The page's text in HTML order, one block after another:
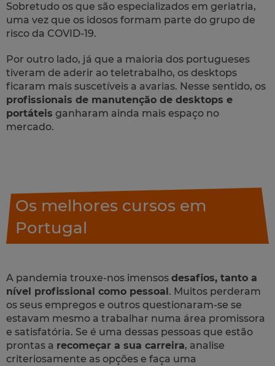
Sobretudo os que são especializados em geriatria,
uma vez que os idosos formam parte do grupo de
risco da COVID-19.
Por outro lado, já que a maioria dos portugueses
tiveram de aderir ao teletrabalho, os desktops
ficaram mais suscetíveis a avarias. Nesse sentido, os
profissionais de manutenção de desktops e
portáteis ganharam ainda mais espaço no
mercado.
Os melhores cursos em
Portugal
A pandemia trouxe-nos imensos desafios, tanto a
nível profissional como pessoal . Muitos perderam
os seus empregos e outros questionaram-se se
estavam mesmo a trabalhar numa área promissora
e satisfatória. Se é uma dessas pessoas que estão
prontas a recomeçar a sua carreira, analise
criteriosamente as opções e faça uma